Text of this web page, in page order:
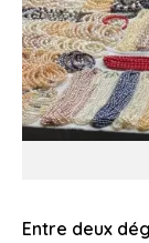
Entre deux